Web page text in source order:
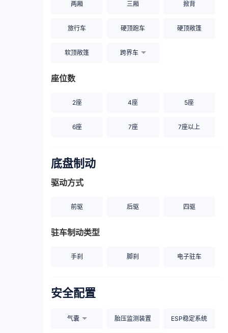
两厢 三厢 掀背
旅行车 硬顶跑车 硬顶敞篷
软顶敞篷 跨界车
座位数
2座 4座 5座
6座 7座 7座以上
底盘制动
驱动方式
前驱 后驱 四驱
驻车制动类型
手刹 脚刹 电子驻车
安全配置
气囊 胎压监测装置 ESP稳定系统